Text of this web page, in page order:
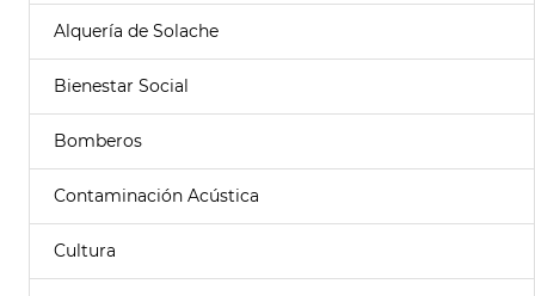
Alquería de Solache
Bienestar Social
Bomberos
Contaminación Acústica
Cultura